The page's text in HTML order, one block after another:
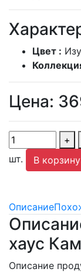
Цвет :
Цена:
+
шт.
В корзину
Описание
хаус
Описание